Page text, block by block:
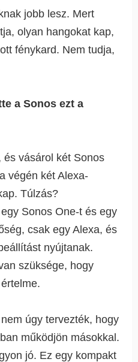
jobb lesz. Mert
olyan hangokat kap,
fénykard. Nem tudja,
a Sonos ezt a
vásárol két Sonos
végén két Alexa-
Túlzás?
Sonos One-t és egy
csak egy Alexa, és
nyújtanak.
szüksége, hogy
úgy tervezték, hogy
működjön másokkal.
jó. Ez egy kompakt